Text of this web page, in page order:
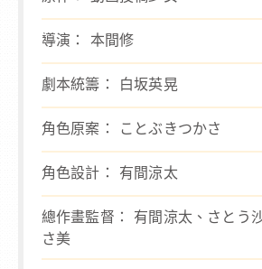
導演： 本間修
劇本統籌： 白坂英晃
角色原案： ことぶきつかさ
角色設計： 有間涼太
總作畫監督： 有間涼太、さとう
さ美